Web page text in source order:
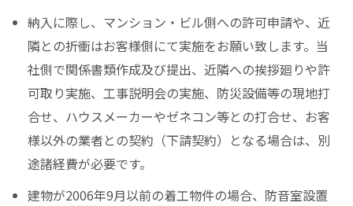
納入に際し、マンション・ビル側への許可申請や、近
隣との折衝はお客様側にて実施をお願い致します。当
社側で関係書類作成及び提出、近隣への挨拶廻りや許
可取り実施、工事説明会の実施、防災設備等の現地打
合せ、ハウスメーカーやゼネコン等との打合せ、お客
様以外の業者との契約（下請契約）となる場合は、別
途諸経費が必要です。
建物が2006年9月以前の着工物件の場合、防音室設置